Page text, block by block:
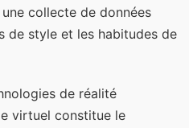
collecte de données
de style et les habitudes de
de réalité
virtuel constitue le